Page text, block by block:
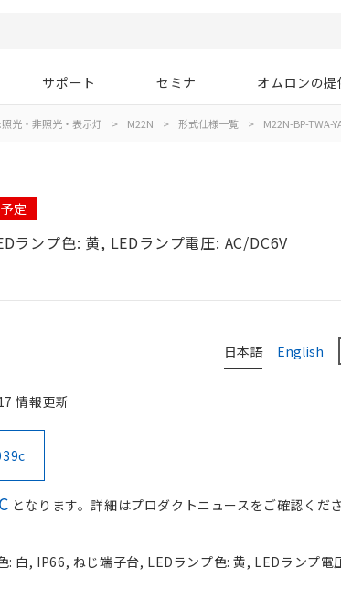
サポート セミナ オムロンの提
光・非照光・表示灯 > M22N > 形式仕様一覧 > M22N-BP-TWA-
定
ンプ色: 黄, LEDランプ電圧: AC/DC6V
日本語 English
情報更新
となります。詳細はプロダクトニュースをご確認くださ
白, IP66, ねじ端子台, LEDランプ色: 黄, LEDランプ電